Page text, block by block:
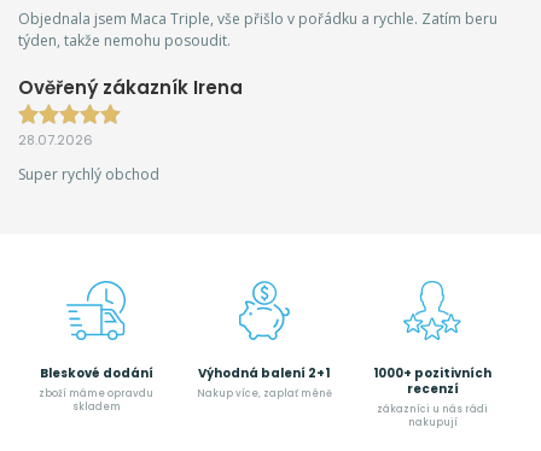
Objednala jsem Maca Triple, vše přišlo v pořádku a rychle. Zatím beru
týden, takže nemohu posoudit.
Ověřený zákazník Irena
28.07.2026
Super rychlý obchod
Bleskové dodání
zboží máme opravdu
skladem
Výhodná balení 2+1
Nakup více, zaplať méně
1000+ pozitivních
recenzí
zákazníci u nás rádi
nakupují